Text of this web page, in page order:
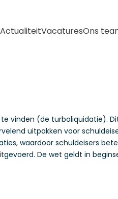
ActualiteitVacaturesOns
vinden (de turboliquidatie).
uitpakken voor
waardoor schuldeisers
De wet geldt in